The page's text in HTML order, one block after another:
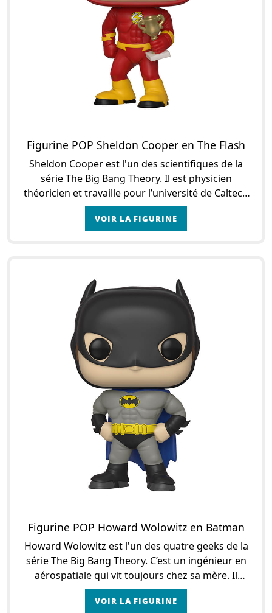
Figurine POP Sheldon Cooper en The Flash
Sheldon Cooper est l'un des scientifiques de la
série The Big Bang Theory. Il est physicien
théoricien et travaille pour l’université de Caltech
avec les trois autres scientifiques de la série :
VOIR LA FIGURINE
Figurine POP Howard Wolowitz en Batman
Howard Wolowitz est l'un des quatre geeks de la
série The Big Bang Theory. C’est un ingénieur en
aérospatiale qui vit toujours chez sa mère. Il
travaille à l’Université de Caltech avec ses a
VOIR LA FIGURINE